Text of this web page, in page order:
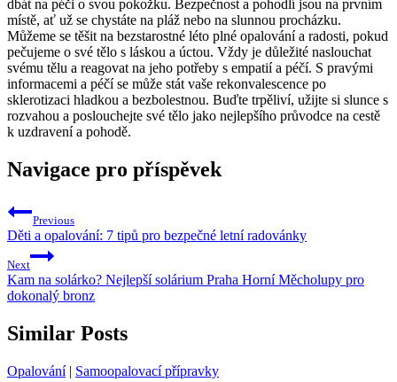
dbát na péči o svou pokožku. Bezpečnost a pohodlí jsou na prvním
místě, ať už se chystáte na pláž nebo na slunnou procházku.
Můžeme se těšit na bezstarostné léto plné opalování a radosti, pokud
pečujeme o své tělo s láskou a úctou. Vždy je důležité naslouchat
svému tělu a reagovat na jeho potřeby s empatií a péčí. S pravými
informacemi a péčí se může stát vaše rekonvalescence po
sklerotizaci hladkou a bezbolestnou. Buďte trpěliví, užijte si slunce s
rozvahou a poslouchejte své tělo jako nejlepšího průvodce na cestě
k uzdravení a pohodě.
Navigace pro příspěvek
Previous
Děti a opalování: 7 tipů pro bezpečné letní radovánky
Next
Kam na solárko? Nejlepší solárium Praha Horní Měcholupy pro
dokonalý bronz
Similar Posts
Opalování| Samoopalovací přípravky